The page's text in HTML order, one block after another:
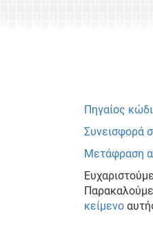
Πηγαίος
Συνεισφορά
Μετάφραση
κείμενο